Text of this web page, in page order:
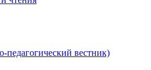
вестник)